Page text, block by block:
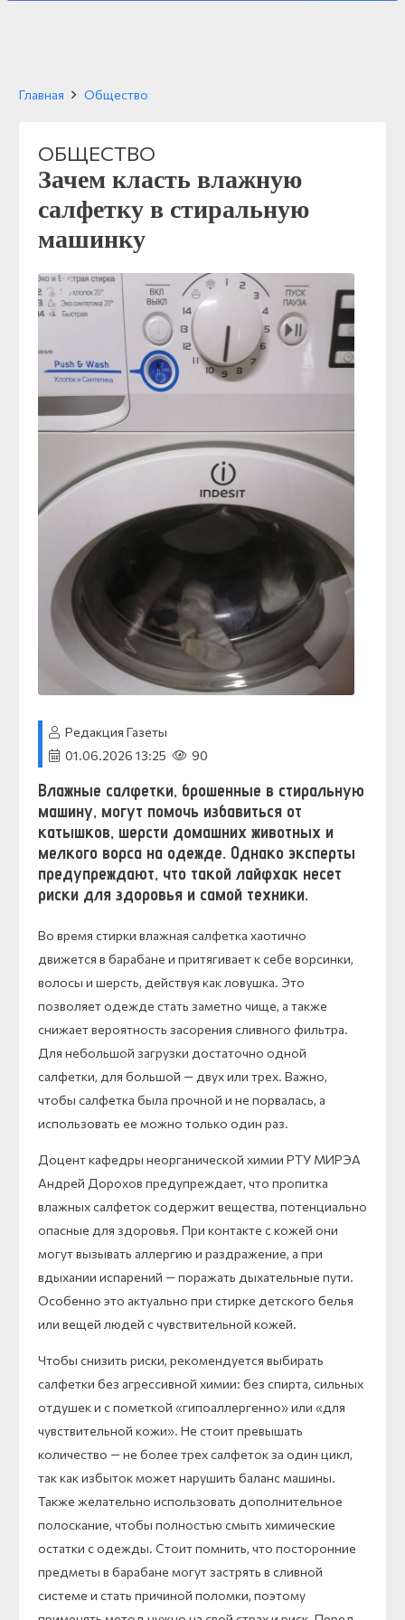
Главная Общество
ОБЩЕСТВО
Зачем класть влажную
салфетку в стиральную
машинку
Редакция Газеты
01.06.2026 13:25
90
Влажные салфетки, брошенные в стиральную
машину, могут помочь избавиться от
катышков, шерсти домашних животных и
мелкого ворса на одежде. Однако эксперты
предупреждают, что такой лайфхак несет
риски для здоровья и самой техники.
Во время стирки влажная салфетка хаотично
движется в барабане и притягивает к себе ворсинки,
волосы и шерсть, действуя как ловушка. Это
позволяет одежде стать заметно чище, а также
снижает вероятность засорения сливного фильтра.
Для небольшой загрузки достаточно одной
салфетки, для большой — двух или трех. Важно,
чтобы салфетка была прочной и не порвалась, а
использовать ее можно только один раз.
Доцент кафедры неорганической химии РТУ МИРЭА
Андрей Дорохов предупреждает, что пропитка
влажных салфеток содержит вещества, потенциально
опасные для здоровья. При контакте с кожей они
могут вызывать аллергию и раздражение, а при
вдыхании испарений — поражать дыхательные пути.
Особенно это актуально при стирке детского белья
или вещей людей с чувствительной кожей.
Чтобы снизить риски, рекомендуется выбирать
салфетки без агрессивной химии: без спирта, сильных
отдушек и с пометкой «гипоаллергенно» или «для
чувствительной кожи». Не стоит превышать
количество — не более трех салфеток за один цикл,
так как избыток может нарушить баланс машины.
Также желательно использовать дополнительное
полоскание, чтобы полностью смыть химические
остатки с одежды. Стоит помнить, что посторонние
предметы в барабане могут застрять в сливной
системе и стать причиной поломки, поэтому